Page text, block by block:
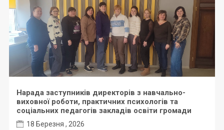
Нарада заступників директорів з навчально-
виховної роботи, практичних психологів та
соціальних педагогів закладів освіти громади
18 Березня , 2026